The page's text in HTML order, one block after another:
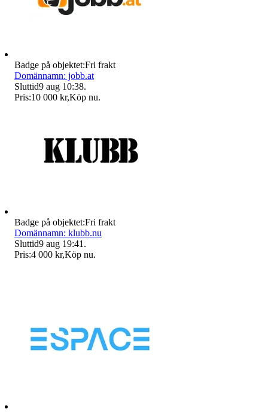
Badge på objektet:Fri frakt
Domännamn: jobb.at
Sluttid9 aug 10:38.
Pris:10 000 kr,Köp nu.
Badge på objektet:Fri frakt
Domännamn: klubb.nu
Sluttid9 aug 19:41 .
Pris:4 000 kr,Köp nu.